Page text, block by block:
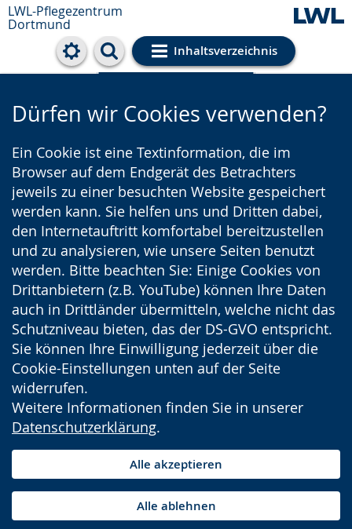
LWL-Pflegezentrum
Dortmund
Inhaltsverzeichnis
Cookie-Einstellungen
Dürfen wir Cookies verwenden?
Ein Cookie ist eine Textinformation, die im
Browser auf dem Endgerät des Betrachters
jeweils zu einer besuchten Website gespeichert
werden kann. Sie helfen uns und Dritten dabei,
den Internetauftritt komfortabel bereitzustellen
und zu analysieren, wie unsere Seiten benutzt
werden. Bitte beachten Sie: Einige Cookies von
Drittanbietern (z.B. YouTube) können Ihre Daten
auch in Drittländer übermitteln, welche nicht das
Schutzniveau bieten, das der DS-GVO entspricht.
Sie können Ihre Einwilligung jederzeit über die
Cookie-Einstellungen unten auf der Seite
widerrufen.
Weitere Informationen finden Sie in unserer
Datenschutzerklärung.
Alle akzeptieren
Alle ablehnen